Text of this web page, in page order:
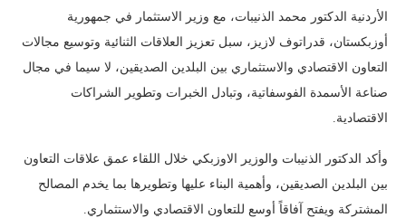
الأردنية الدكتور محمد الذنيبات، مع وزير الاستثمار في جمهورية
أوزبكستان، قدراتوف لازيز، سبل تعزيز العلاقات الثنائية وتوسيع مجالات
التعاون الاقتصادي والاستثماري بين البلدين الصديقين، لا سيما في مجال
صناعة الأسمدة الفوسفاتية، وتبادل الخبرات وتطوير الشراكات
الاقتصادية.
وأكد الدكتور الذنيبات والوزير الاوزبكي خلال اللقاء عمق علاقات التعاون
بين البلدين الصديقين، وأهمية البناء عليها وتطويرها بما يخدم المصالح
المشتركة ويفتح آفاقاً أوسع للتعاون الاقتصادي والاستثماري.